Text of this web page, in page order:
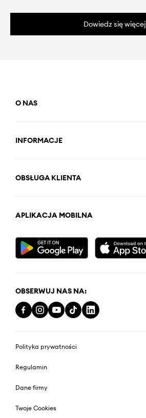
Dowiedz się więcej
O NAS
INFORMACJE
OBSŁUGA KLIENTA
APLIKACJA MOBILNA
OBSERWUJ NAS NA:
Polityka prywatności
Regulamin
Dane firmy
Twoje Cookies